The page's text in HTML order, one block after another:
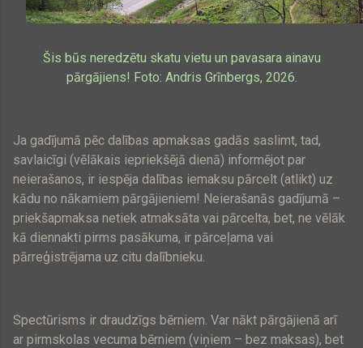
Šis būs neredzētu skatu vietu un pavasara ainavu
pārgājiens! Foto: Andris Grīnbergs, 2026.
Ja gadījumā pēc dalības apmaksas gadās saslimt, tad,
savlaicīgi (vēlākais iepriekšējā dienā) informējot par
neierašanos, ir iespēja dalības iemaksu pārcelt (atlikt) uz
kādu no nākamiem pārgājieniem! Neierašanās gadījumā –
priekšapmaksa netiek atmaksāta vai pārcelta, bet, ne vēlāk
kā diennakti pirms pasākuma, ir pārceļama vai
pārreģistrējama uz citu dalībnieku.
Spectūrisms ir draudzīgs bērniem. Var nākt pārgājienā arī
ar pirmskolas vecuma bērniem (viņiem – bez maksas), bet